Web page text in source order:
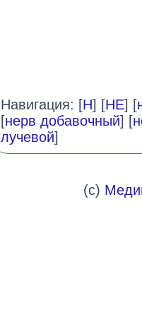
Навигация: [Н] [НЕ] [
[нерв добавочный] [
лучевой]
(c)